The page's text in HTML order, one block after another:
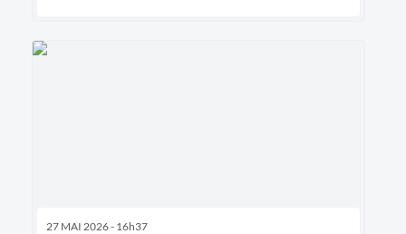
27 MAI 2026 - 16h37